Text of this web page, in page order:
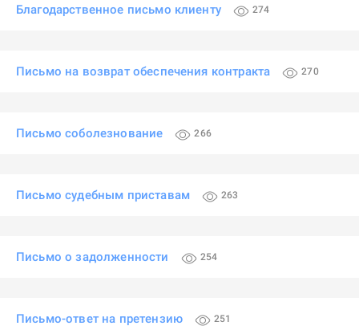
Благодарственное письмо клиенту 274
Письмо на возврат обеспечения контракта 270
Письмо соболезнование 266
Письмо судебным приставам 263
Письмо о задолженности 254
Письмо-ответ на претензию 251